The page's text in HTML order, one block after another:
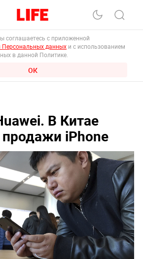
соглашаетесь с приложенной
Персональных данных и с использованием
в данной Политике.
ОК
В Китае
продажи iPhone